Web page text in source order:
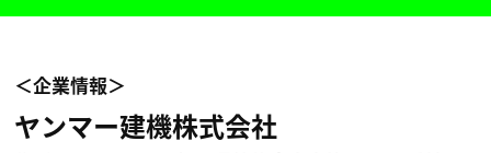
＜企業情報＞
ヤンマー建機株式会社